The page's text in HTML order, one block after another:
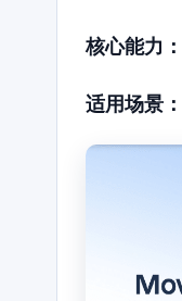
核心能力：
适用场景：